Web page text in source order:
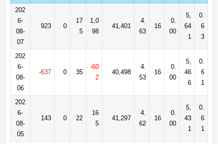
202
6-
08-
07
923 0
17
5
1,0
98
41,401
4.
63
16
0.
00
5,
64
1
0.
6
3
202
6-
08-
06
-637 0 35
-60
2
40,498
4.
53
16
0.
00
5,
46
6
0.
6
1
202
6-
08-
05
143 0 22
16
5
41,297
4.
62
16
0.
00
5,
43
1
0.
6
1